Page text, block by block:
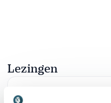
Lezingen
LEZING VAN SPREKER